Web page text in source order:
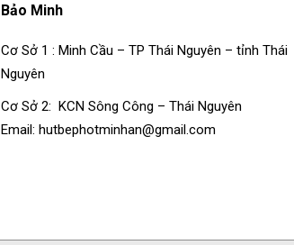
Bảo Minh
Cơ Sở 1 : Minh Cầu – TP Thái Nguyên – tỉnh Thái
Nguyên
Cơ Sở 2: KCN Sông Công – Thái Nguyên
Email: hutbephotminhan@gmail.com